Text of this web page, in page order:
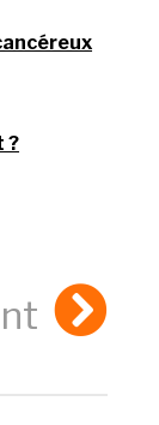
?